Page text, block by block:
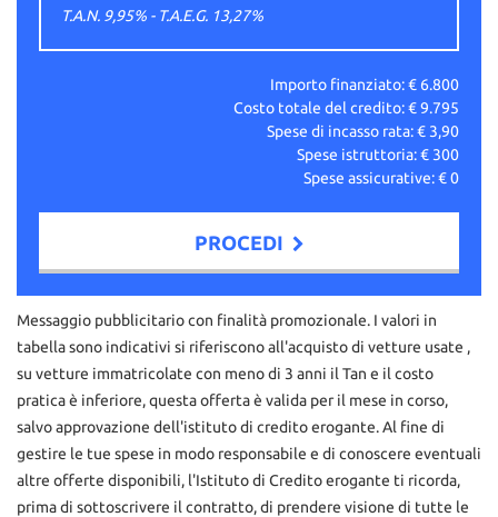
T.A.N. 9,95% - T.A.E.G. 13,27%
Importo finanziato: € 6.800
Costo totale del credito: €9.795
Spese di incasso rata: € 3,90
Spese istruttoria: € 300
Spese assicurative: €0
PROCEDI
Contattaci
Messaggio pubblicitario con finalità promozionale. I valori in
tabella sono indicativi si riferiscono all'acquisto di vetture usate ,
su vetture immatricolate con meno di 3 anni il Tan e il costo
pratica è inferiore, questa offerta è valida per il mese in corso,
salvo approvazione dell'istituto di credito erogante. Al fine di
gestire le tue spese in modo responsabile e di conoscere eventuali
altre offerte disponibili, l'Istituto di Credito erogante ti ricorda,
prima di sottoscrivere il contratto, di prendere visione di tutte le